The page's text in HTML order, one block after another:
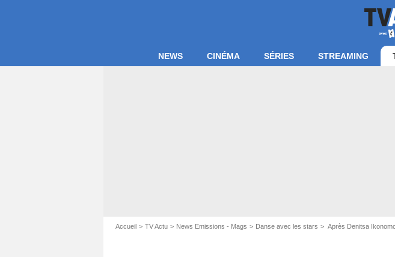
NEWS CINÉMA SÉRIES STREAMING
Accueil TV Actu News Emissions - Mags Danse avec les stars Après Denitsa
Capture d'écran Danse avec les stars / TF1